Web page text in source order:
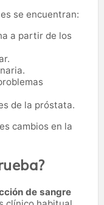
se encuentran:
a partir de los
de la próstata.
cambios en la
de sangre